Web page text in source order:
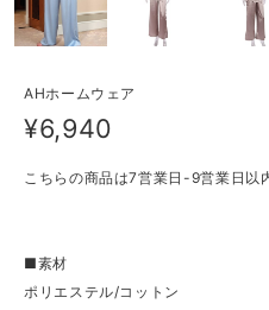
AHホームウェア
¥6,940
こちらの商品は7営業日-9営業日以
■素材
ポリエステル/コットン